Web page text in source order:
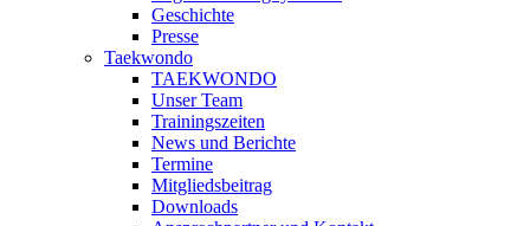
Geschichte
Presse
Taekwondo
TAEKWONDO
Unser Team
Trainingszeiten
News und Berichte
Termine
Mitgliedsbeitrag
Downloads